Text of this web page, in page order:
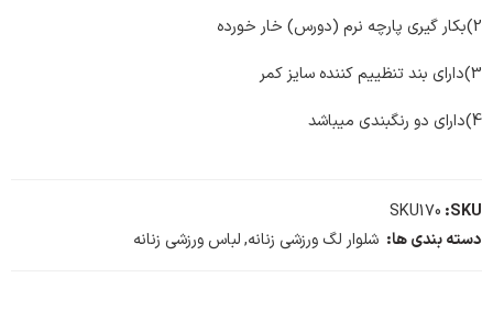
2)بکار گیری پارچه نرم (دورس) خار خورده
3)دارای بند تنظییم کننده سایز کمر
4)دارای دو رنگبندی میباشد
SKU:
SKU170
دسته بندی ها: شلوار لگ ورزشی زنانه,لباس ورزشی زنانه